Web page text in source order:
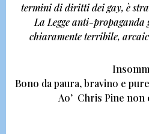
termini di diritti dei gay, è
La Legge anti-
chiaramente terribile,
Bono da paura, bravino e
Ao’ Chris Pine non